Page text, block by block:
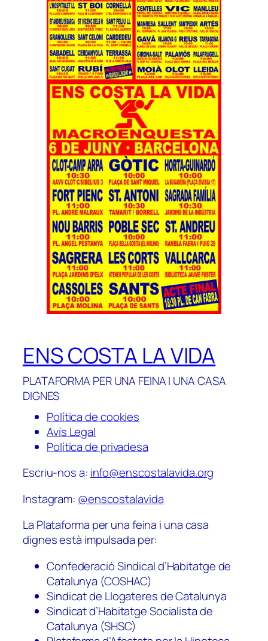
ENS COSTA LA VIDA
PLATAFORMA PER UNA FEINA I UNA CASA
DIGNES
Política de cookies
Avís Legal
Política de privadesa
Escriu-nos a: info@enscostalavida.org
Instagram: @enscostalavida
La Plataforma per una feina i una casa
dignes està impulsada per:
Confederació Sindical d’Habitatge de
Catalunya (COSHAC)
Sindicat de Llogateres de Catalunya
Sindicat d’Habitatge Socialista de
Catalunya (SHSC)